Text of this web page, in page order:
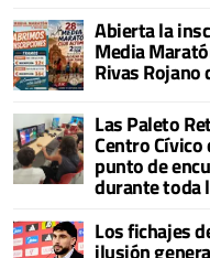
Abierta la
Media
Rivas Rojano
Las Paleto
Centro Cívico
punto de
durante toda
Los fichajes
ilusión